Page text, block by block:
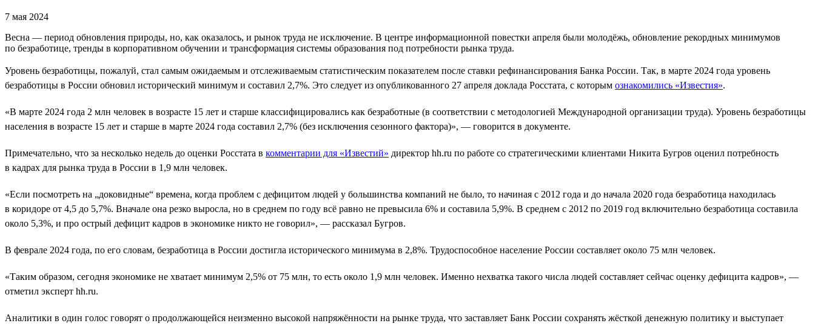
7 мая 2024
Весна — период обновления природы, но, как оказалось, и рынок труда не исключение. В центре информационной повестки апреля были молодёжь, обновление рекордных минимумов
по безработице, тренды в корпоративном обучении и трансформация системы образования под потребности рынка труда.
Уровень безработицы, пожалуй, стал самым ожидаемым и отслеживаемым статистическим показателем после ставки рефинансирования Банка России. Так, в марте 2024 года уровень
безработицы в России обновил исторический минимум и составил 2,7%. Это следует из опубликованного 27 апреля доклада Росстата, с которым ознакомились «Известия».
«В марте 2024 года 2 млн человек в возрасте 15 лет и старше классифицировались как безработные (в соответствии с методологией Международной организации труда). Уровень безработицы
населения в возрасте 15 лет и старше в марте 2024 года составил 2,7% (без исключения сезонного фактора)», — говорится в документе.
Примечательно, что за несколько недель до оценки Росстата в комментарии для «Известий» директор hh.ru по работе со стратегическими клиентами Никита Бугров оценил потребность
в кадрах для рынка труда в России в 1,9 млн человек.
«Если посмотреть на „доковидные“ времена, когда проблем с дефицитом людей у большинства компаний не было, то начиная с 2012 года и до начала 2020 года безработица находилась
в коридоре от 4,5 до 5,7%. Вначале она резко выросла, но в среднем по году всё равно не превысила 6% и составила 5,9%. В среднем с 2012 по 2019 год включительно безработица составила
около 5,3%, и про острый дефицит кадров в экономике никто не говорил», — рассказал Бугров.
В феврале 2024 года, по его словам, безработица в России достигла исторического минимума в 2,8%. Трудоспособное население России составляет около 75 млн человек.
«Таким образом, сегодня экономике не хватает минимум 2,5% от 75 млн, то есть около 1,9 млн человек. Именно нехватка такого числа людей составляет сейчас оценку дефицита кадров», —
отметил эксперт hh.ru.
Аналитики в один голос говорят о продолжающейся неизменно высокой напряжённости на рынке труда, что заставляет Банк России сохранять жёсткой денежную политику и выступает